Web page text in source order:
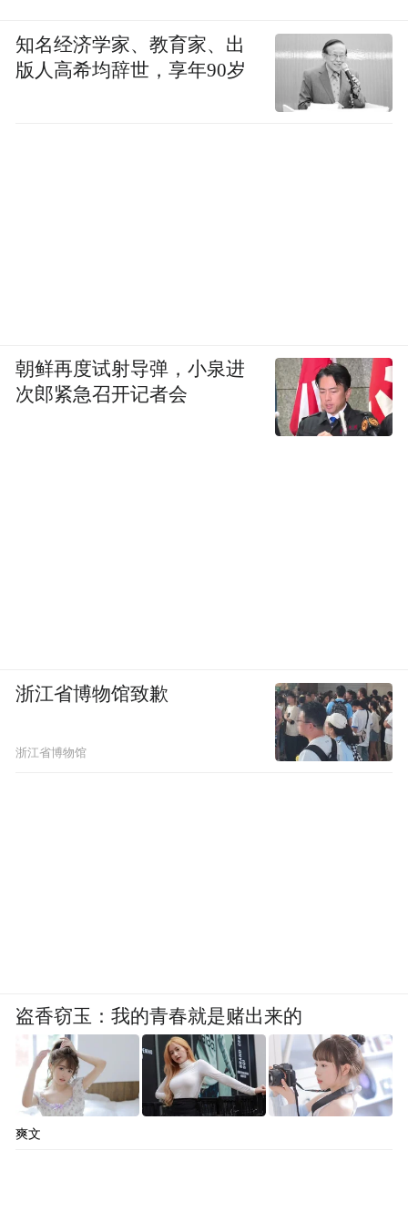
知名经济学家、教育家、出
版人高希均辞世，享年90岁
朝鲜再度试射导弹，小泉进
次郎紧急召开记者会
浙江省博物馆致歉
浙江省博物馆
盗香窃玉：我的青春就是赌出来的
爽文